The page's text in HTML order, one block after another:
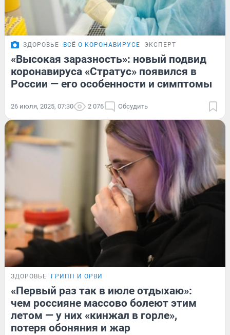
ЗДОРОВЬЕ ВСЁ О КОРОНАВИРУСЕ ЭКСПЕРТ
«Высокая заразность»: новый подвид
коронавируса «Стратус» появился в
России — его особенности и симптомы
26 июля, 2025, 07:30 2 076 Обсудить
ЗДОРОВЬЕ ГРИПП И ОРВИ
«Первый раз так в июле отдыхаю»:
чем россияне массово болеют этим
летом — у них «кинжал в горле»,
потеря обоняния и жар